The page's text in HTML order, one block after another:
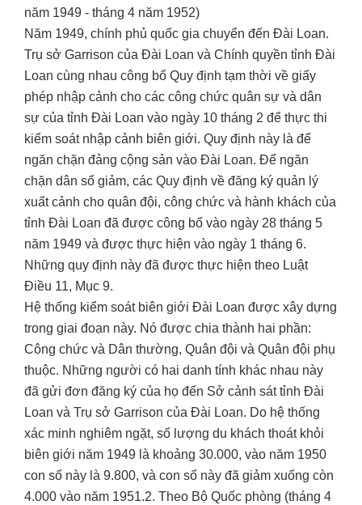
năm 1949 - tháng 4 năm 1952)
Năm 1949, chính phủ quốc gia chuyển đến Đài Loan.
Trụ sở Garrison của Đài Loan và Chính quyền tỉnh Đài
Loan cùng nhau công bố Quy định tạm thời về giấy
phép nhập cảnh cho các công chức quân sự và dân
sự của tỉnh Đài Loan vào ngày 10 tháng 2 để thực thi
kiểm soát nhập cảnh biên giới. Quy định này là để
ngăn chặn đảng cộng sản vào Đài Loan. Để ngăn
chặn dân số giảm, các Quy định về đăng ký quản lý
xuất cảnh cho quân đội, công chức và hành khách của
tỉnh Đài Loan đã được công bố vào ngày 28 tháng 5
năm 1949 và được thực hiện vào ngày 1 tháng 6.
Những quy định này đã được thực hiện theo Luật
Điều 11, Mục 9.
Hệ thống kiểm soát biên giới Đài Loan được xây dựng
trong giai đoạn này. Nó được chia thành hai phần:
Công chức và Dân thường, Quân đội và Quân đội phụ
thuộc. Những người có hai danh tính khác nhau này
đã gửi đơn đăng ký của họ đến Sở cảnh sát tỉnh Đài
Loan và Trụ sở Garrison của Đài Loan. Do hệ thống
xác minh nghiêm ngặt, số lượng du khách thoát khỏi
biên giới năm 1949 là khoảng 30.000, vào năm 1950
con số này là 9.800, và con số này đã giảm xuống còn
4.000 vào năm 1951.2. Theo Bộ Quốc phòng (tháng 4